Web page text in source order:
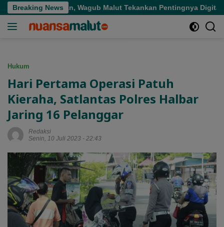
Langsung
ke
Breaking News
Sasaran, Wagub Malut Tekankan Pentingnya Digitalisasi
Hukum
Hari Pertama Operasi Patuh
Kieraha, Satlantas Polres Halbar
Jaring 16 Pelanggar
Redaksi
Senin, 10 Juli 2023 - 22:43